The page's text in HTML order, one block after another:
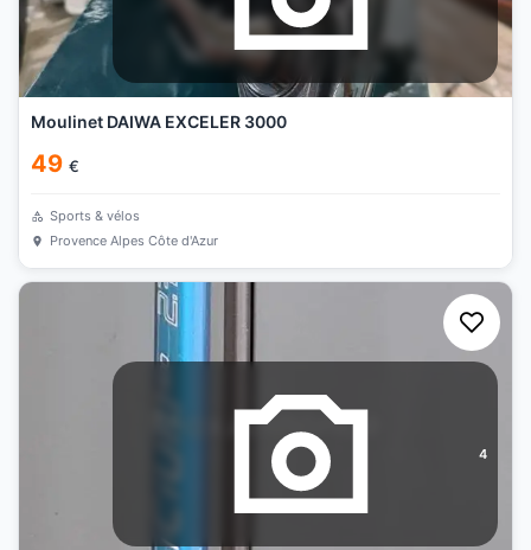
Moulinet DAIWA EXCELER 3000
49 €
Sports & vélos
Provence Alpes Côte d'Azur
4